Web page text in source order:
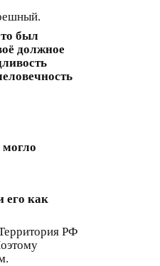
был
должное
его как
РФ